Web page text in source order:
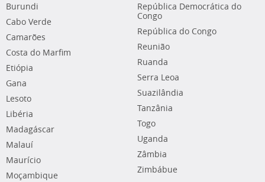
Burundi
Cabo Verde
Camarões
Costa do Marfim
Etiópia
Gana
Lesoto
Libéria
Madagáscar
Malauí
Maurício
Moçambique
República Democrática do
Congo
República do Congo
Reunião
Ruanda
Serra Leoa
Suazilândia
Tanzânia
Togo
Uganda
Zâmbia
Zimbábue